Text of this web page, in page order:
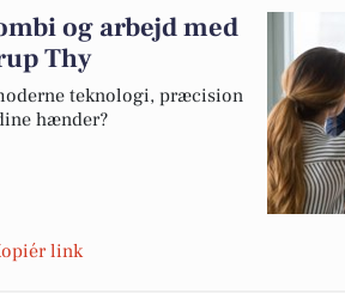
og arbejd med
Thy
teknologi, præcision
hænder?
link